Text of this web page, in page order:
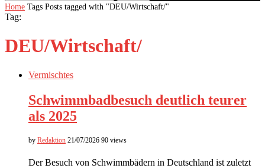
Home Tags Posts tagged with "DEU/Wirtschaft/"
Tag:
DEU/Wirtschaft/
Vermischtes
Schwimmbadbesuch deutlich teurer
als 2025
by Redaktion 21/07/2026 90 views
Der Besuch von Schwimmbädern in Deutschland ist zuletzt